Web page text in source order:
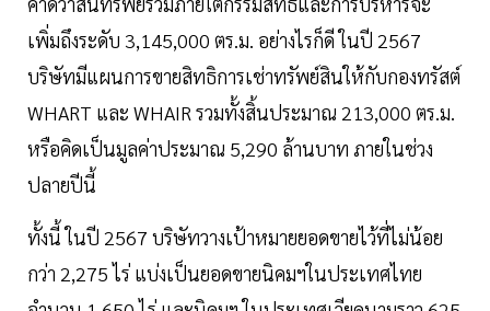
เพิ่มถึงระดับ 3,145,000 ตร.ม. อย่างไรก็ดี ในปี 2567
บริษัทมีแผนการขายสิทธิการเช่าทรัพย์สินให้กับกองทรัสต์
WHART และ WHAIR รวมทั้งสิ้นประมาณ 213,000 ตร.ม.
หรือคิดเป็นมูลค่าประมาณ 5,290 ล้านบาท ภายในช่วง
ปลายปีนี้
ทั้งนี้ ในปี 2567 บริษัทวางเป้าหมายยอดขายไว้ที่ไม่น้อย
กว่า 2,275 ไร่ แบ่งเป็นยอดขายนิคมฯในประเทศไทย